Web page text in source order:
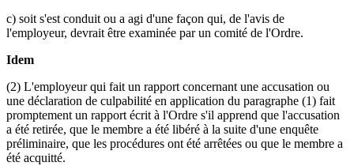
c) soit s'est conduit ou a agi d'une façon qui, de l'avis de
l'employeur, devrait être examinée par un comité de l'Ordre.
Idem
(2) L'employeur qui fait un rapport concernant une accusation ou
une déclaration de culpabilité en application du paragraphe (1) fait
promptement un rapport écrit à l'Ordre s'il apprend que l'accusation
a été retirée, que le membre a été libéré à la suite d'une enquête
préliminaire, que les procédures ont été arrêtées ou que le membre a
été acquitté.